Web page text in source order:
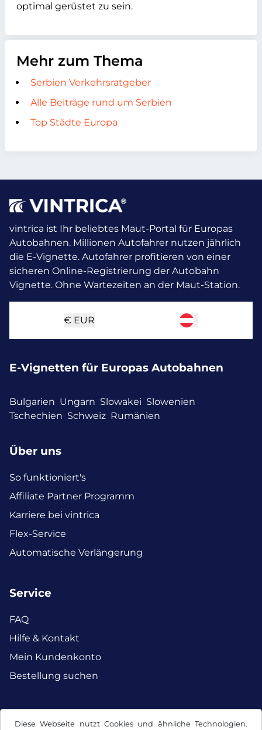
Diese Webseite nutzt Cookies und ähnliche Technologien.
optimal gerüstet zu sein.
Mehr zum Thema
Serbien Verkehrsratgeber
Alle Beiträge rund um Serbien
Top Städte Europa
vintrica ist Ihr beliebtes Maut-Portal für Europas
Autobahnen. Millionen Autofahrer nutzen jährlich
die E-Vignette. Autofahrer profitieren von einer
sicheren Online-Registrierung der Autobahn
Vignette. Ohne Wartezeiten an der Maut-Station.
€ EUR
E-Vignetten für Europas Autobahnen
Bulgarien Ungarn Slowakei Slowenien
Tschechien Schweiz Rumänien
Über uns
So funktioniert's
Affiliate Partner Programm
Karriere bei vintrica
Flex-Service
Automatische Verlängerung
Service
FAQ
Hilfe & Kontakt
Mein Kundenkonto
Bestellung suchen